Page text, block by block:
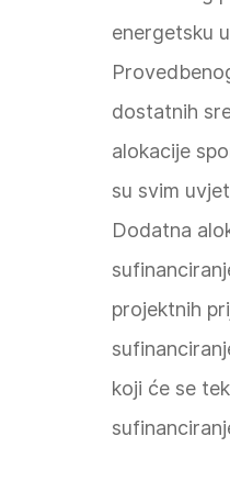
energetsku
dostatnih
alokacije
su svim
Dodatna
projektnih
koji će se